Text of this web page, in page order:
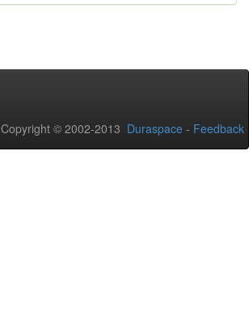
Copyright © 2002-2013 Duraspace - Feedback